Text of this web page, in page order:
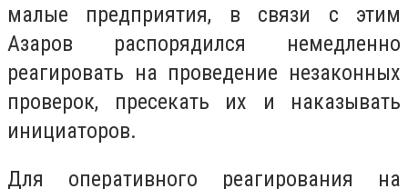
малые предприятия, в связи с этим
Азаров распорядился немедленно
реагировать на проведение незаконных
проверок, пресекать их и наказывать
инициаторов.
Для оперативного реагирования на